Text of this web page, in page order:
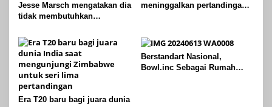
Jesse Marsch mengatakan dia
tidak membutuhkan
untuk membuktikan
kemampuan kepelatihannya
meninggalkan pertandingan
paha kanan
Era T20 baru bagi juara dunia
Berstandart Nasional,
Bowl.inc Sebagai Rumah